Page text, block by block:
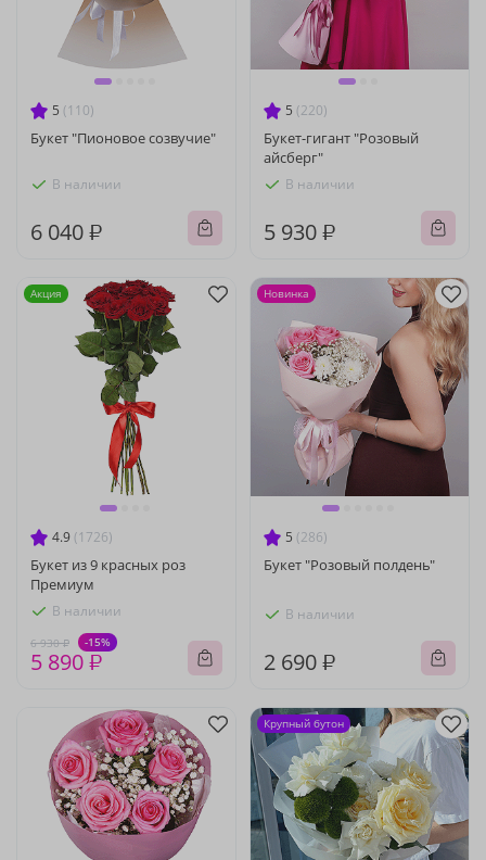
5 (110)
Букет "Пионовое созвучие"
В наличии
6 040 ₽
5 (220)
Букет-гигант "Розовый
айсберг"
В наличии
5 930 ₽
4.9 (1726)
Букет из 9 красных роз
Премиум
В наличии
6 930 ₽ -15%
5 890 ₽
Акция
5 (286)
Букет "Розовый полдень"
В наличии
2 690 ₽
Новинка
Крупный бутон